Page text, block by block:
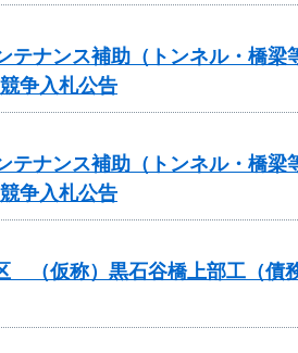
ナンス補助（トンネル・橋梁
争入札公告
ナンス補助（トンネル・橋梁
争入札公告
仮称）黒石谷橋上部工（債